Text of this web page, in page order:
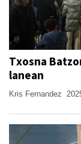
Txosna
lanean
Kris Fernandez